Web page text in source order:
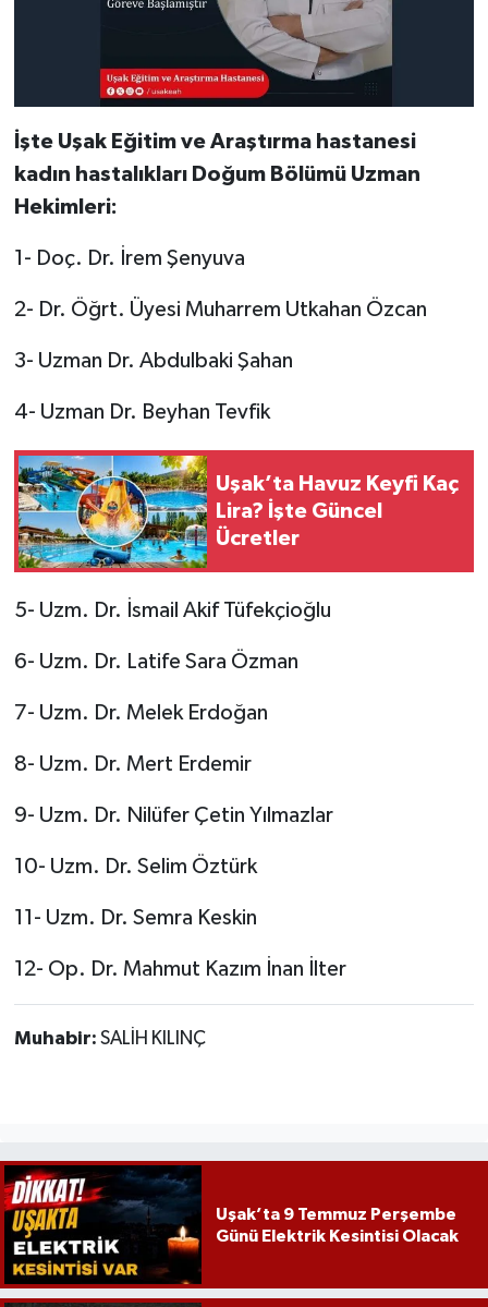
İşte Uşak Eğitim ve Araştırma hastanesi
kadın hastalıkları Doğum Bölümü Uzman
Hekimleri:
1- Doç. Dr. İrem Şenyuva
2- Dr. Öğrt. Üyesi Muharrem Utkahan Özcan
3- Uzman Dr. Abdulbaki Şahan
4- Uzman Dr. Beyhan Tevfik
Uşak’ta Havuz Keyfi Kaç
Lira? İşte Güncel
Ücretler
5- Uzm. Dr. İsmail Akif Tüfekçioğlu
6- Uzm. Dr. Latife Sara Özman
7- Uzm. Dr. Melek Erdoğan
8- Uzm. Dr. Mert Erdemir
9- Uzm. Dr. Nilüfer Çetin Yılmazlar
10- Uzm. Dr. Selim Öztürk
11- Uzm. Dr. Semra Keskin
12- Op. Dr. Mahmut Kazım İnan İlter
Muhabir: SALİH KILINÇ
Uşak’ta 9 Temmuz Perşembe
Günü Elektrik Kesintisi Olacak